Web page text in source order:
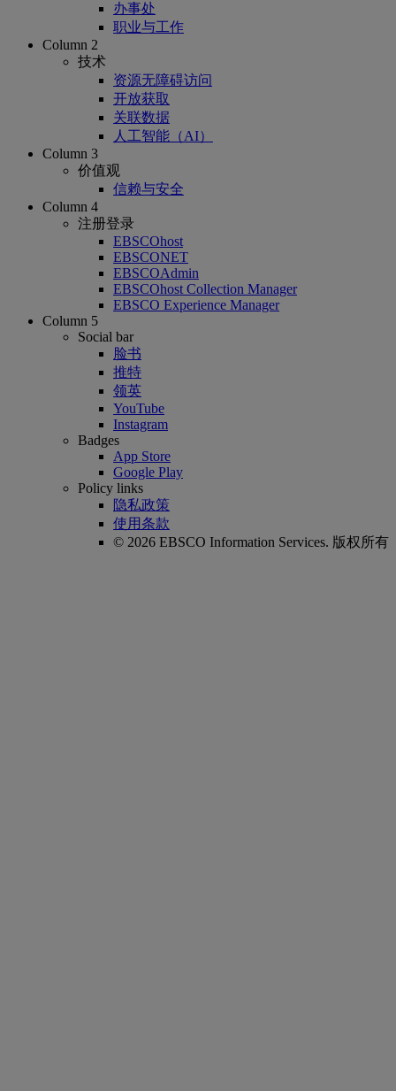
办事处
职业与工作
Column 2
技术
资源无障碍访问
开放获取
关联数据
人工智能（AI）
Column 3
价值观
信赖与安全
Column 4
注册登录
EBSCOhost
EBSCONET
EBSCOAdmin
EBSCOhost Collection Manager
EBSCO Experience Manager
Column 5
Social bar
脸书
推特
领英
YouTube
Instagram
Badges
App Store
Google Play
Policy links
隐私政策
使用条款
© 2026 EBSCO Information Services. 版权所有